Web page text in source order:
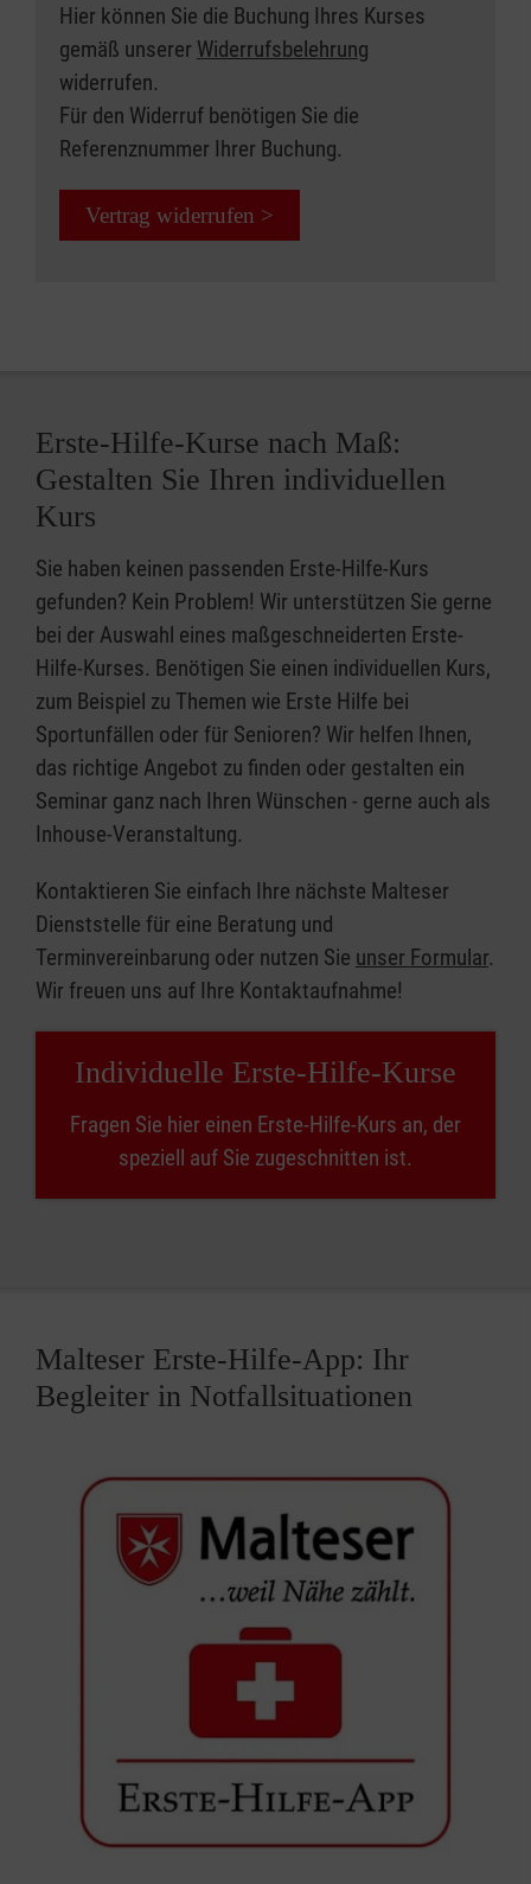
Hier können Sie die Buchung Ihres Kurses
gemäß unserer Widerrufsbelehrung
widerrufen.
Für den Widerruf benötigen Sie die
Referenznummer Ihrer Buchung.
Vertrag widerrufen >
Erste-Hilfe-Kurse nach Maß:
Gestalten Sie Ihren individuellen
Kurs
Sie haben keinen passenden Erste-Hilfe-Kurs
gefunden? Kein Problem! Wir unterstützen Sie gerne
bei der Auswahl eines maßgeschneiderten Erste-
Hilfe-Kurses. Benötigen Sie einen individuellen Kurs,
zum Beispiel zu Themen wie Erste Hilfe bei
Sportunfällen oder für Senioren? Wir helfen Ihnen,
das richtige Angebot zu finden oder gestalten ein
Seminar ganz nach Ihren Wünschen - gerne auch als
Inhouse-Veranstaltung.
Kontaktieren Sie einfach Ihre nächste Malteser
Dienststelle für eine Beratung und
Terminvereinbarung oder nutzen Sie unser Formular.
Wir freuen uns auf Ihre Kontaktaufnahme!
Individuelle Erste-Hilfe-Kurse
Fragen Sie hier einen Erste-Hilfe-Kurs an, der
speziell auf Sie zugeschnitten ist.
Malteser Erste-Hilfe-App: Ihr
Begleiter in Notfallsituationen